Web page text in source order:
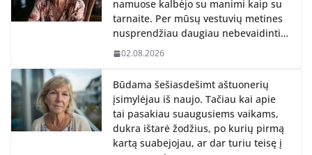
namuose kalbėjo su manimi kaip su
tarnaite. Per mūsų vestuvių metines
nusprendžiau daugiau nebevaidinti…
02.08.2026
Būdama šešiasdešimt aštuonerių
įsimylėjau iš naujo. Tačiau kai apie
tai pasakiau suaugusiems vaikams,
dukra ištarė žodžius, po kurių pirmą
kartą suabejojau, ar dar turiu teisę į